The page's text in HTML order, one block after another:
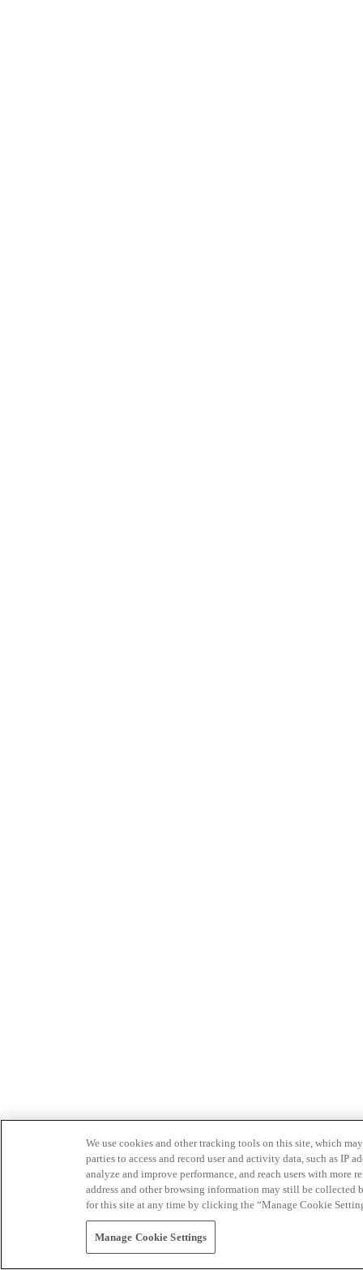
We use cookies and other tracking tools on this site, which
parties to access and record user and activity data, such as IP
analyze and improve performance, and reach users with
address and other browsing information may still be collected
for this site at any time by clicking the “Manage Cookie
Manage Cookie Settings